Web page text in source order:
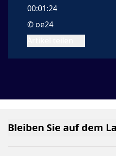
00:01:24
© oe24
Bleiben Sie auf dem